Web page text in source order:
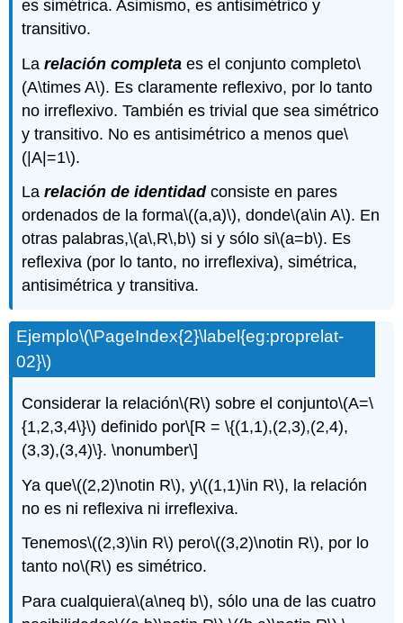
es simétrica. Asimismo, es antisimétrico y
transitivo.
Larelación completa es el conjunto completo\
(A\times A\). Es claramente reflexivo, por lo tanto
no irreflexivo. También es trivial que sea simétrico
y transitivo. No es antisimétrico a menos que\
(|A|=1\).
Larelación de identidadconsiste en pares
ordenados de la forma\((a,a)\), donde\(a\in A\). En
otras palabras,\(a\,R\,b\) si y sólo si\(a=b\). Es
reflexiva (por lo tanto, no irreflexiva), simétrica,
antisimétrica y transitiva.
Ejemplo\(\PageIndex{2}\label{eg:proprelat-
02}\)
Considerar la relación\(R\) sobre el conjunto\(A=\
{1,2,3,4\}\) definido por\[R = \{(1,1),(2,3),(2,4),
(3,3),(3,4)\}. \nonumber\]
Ya que\((2,2)\notin R\), y\((1,1)\in R\), la relación
no es ni reflexiva ni irreflexiva.
Tenemos\((2,3)\in R\) pero\((3,2)\notin R\), por lo
tanto no\(R\) es simétrico.
Para cualquiera\(a\neq b\), sólo una de las cuatro